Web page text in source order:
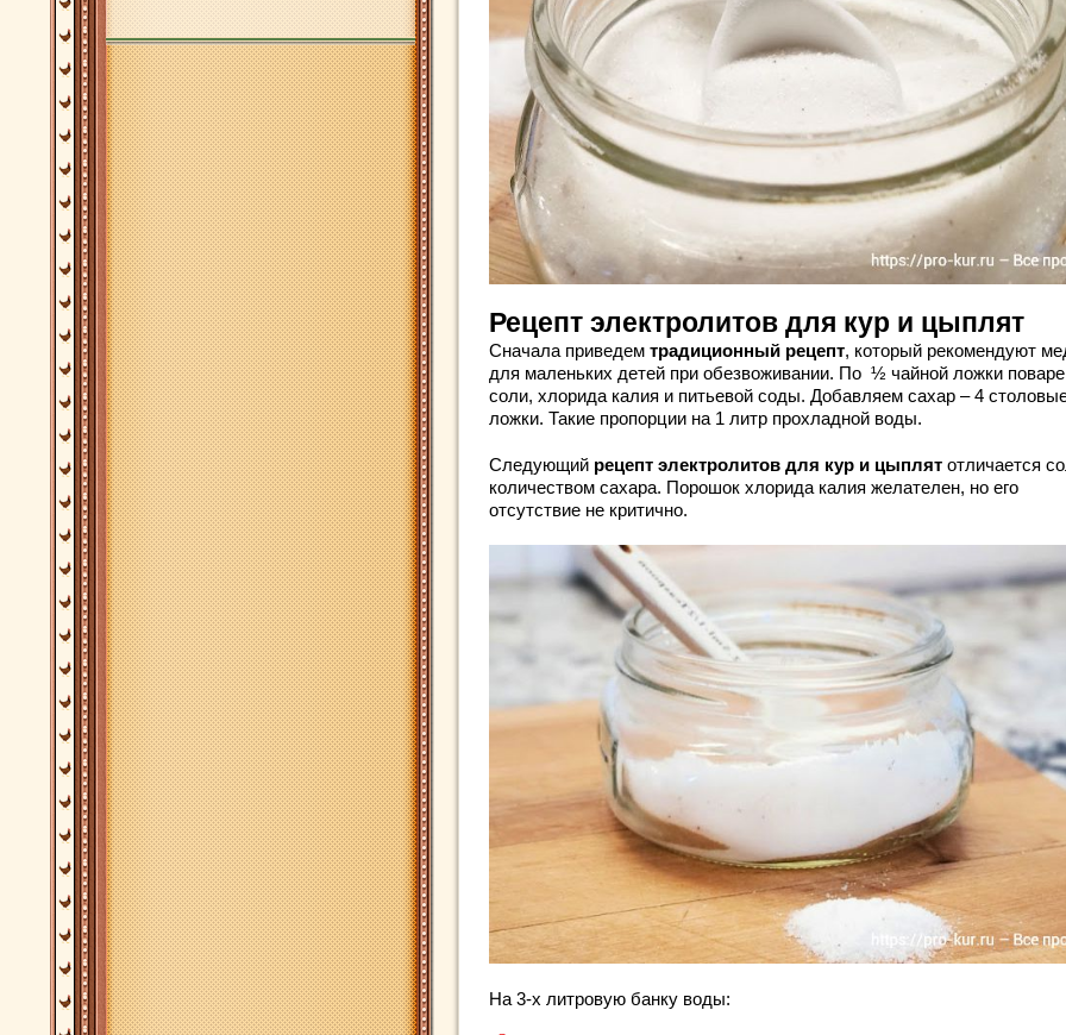
Рецепт электролитов для кур и цыплят
Сначала приведем традиционный рецепт, который рекомендуют
для маленьких детей при обезвоживании. По ½ чайной ложки
соли, хлорида калия и питьевой соды. Добавляем сахар – 4
ложки. Такие пропорции на 1 литр прохладной воды.
Следующий рецепт электролитов для кур и цыплят отличается
количеством сахара. Порошок хлорида калия желателен, но его
отсутствие не критично.
На 3-х литровую банку воды: